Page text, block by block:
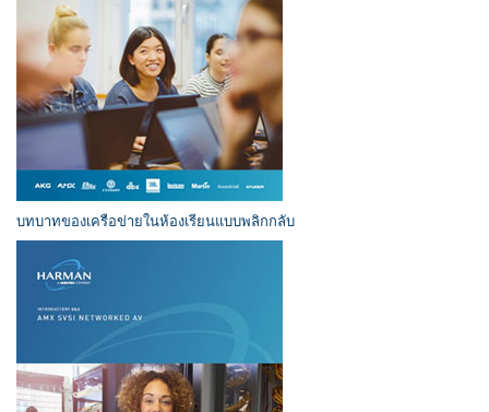
บทบาทของเครือข่ายในห้องเรียนแบบพลิกกลับ